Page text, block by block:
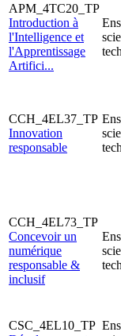
APM_4TC20_TP
Introduction à
l'Intelligence et
l'Apprentissage
Artifici...
CCH_4EL37_TP
Innovation
responsable
CCH_4EL73_TP
Concevoir un
numérique
responsable &
inclusif
CSC_4EL10_TP